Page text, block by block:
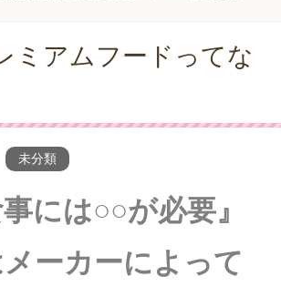
ミアムフードってな
未分類
事には○○が必要』
ーカーによって